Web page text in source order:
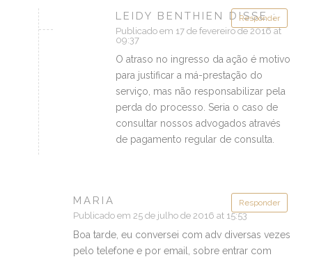
Responder
LEIDY BENTHIEN DISSE :
Publicado em 17 de fevereiro de 2016 at
09:37
O atraso no ingresso da ação é motivo
para justificar a má-prestação do
serviço, mas não responsabilizar pela
perda do processo. Seria o caso de
consultar nossos advogados através
de pagamento regular de consulta.
Responder
MARIA
Publicado em 25 de julho de 2016 at 15:53
Boa tarde, eu conversei com adv diversas vezes
pelo telefone e por email, sobre entrar com